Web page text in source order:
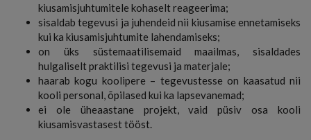
kiusamisjuhtumitele kohaselt reageerima;
sisaldab tegevusi ja juhendeid nii kiusamise ennetamiseks
kui ka kiusamisjuhtumite lahendamiseks;
on üks süstemaatilisemaid maailmas, sisaldades
hulgaliselt praktilisi tegevusi ja materjale;
haarab kogu koolipere – tegevustesse on kaasatud nii
kooli personal, õpilased kui ka lapsevanemad;
ei ole üheaastane projekt, vaid püsiv osa kooli
kiusamisvastasest tööst.